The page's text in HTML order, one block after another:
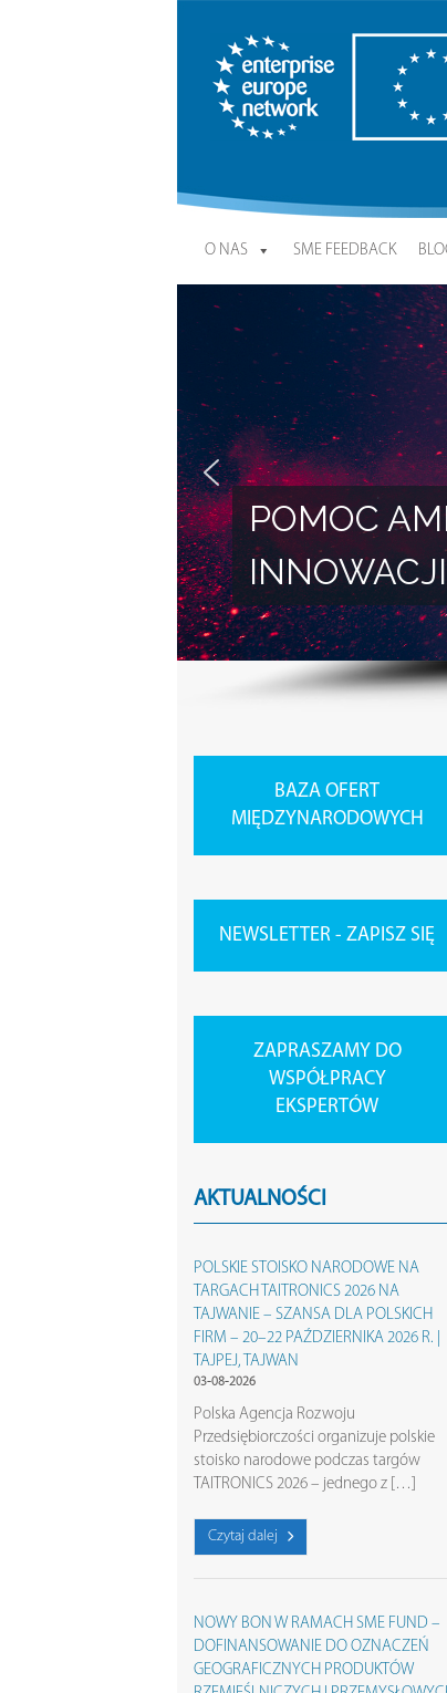
Enterprise Europe Network
O NAS SME FEEDBACK
POMOC
BAZA OFERT
MIĘDZYNARODOWYCH
NEWSLETTER - ZAPISZ SIĘ
ZAPRASZAMY DO
WSPÓŁPRACY
EKSPERTÓW
AKTUALNOŚCI
POLSKIE STOISKO NARODOWE NA
TARGACH TAITRONICS 2026 NA
TAJWANIE – SZANSA DLA POLSKICH
FIRM – 20–22 PAŹDZIERNIKA 2026 R. |
TAJPEJ, TAJWAN
03-08-2026
Polska Agencja Rozwoju
Przedsiębiorczości organizuje polskie
stoisko narodowe podczas targów
TAITRONICS 2026 – jednego z […]
Czytaj dalej
NOWY BON W RAMACH SME FUND –
DOFINANSOWANIE DO OZNACZEŃ
GEOGRAFICZNYCH PRODUKTÓW